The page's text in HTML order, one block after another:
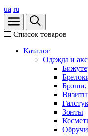
ua ru
Список товаров
Каталог
Oдежда и
Броши,
Зонты